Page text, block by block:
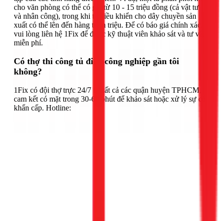
cho văn phòng có thể có giá từ 10 - 15 triệu đồng (cả vật tư
và nhân công), trong khi tủ điều khiển cho dây chuyền sản
xuất có thể lên đến hàng trăm triệu. Để có báo giá chính xác,
vui lòng liên hệ 1Fix để được kỹ thuật viên khảo sát và tư vấn
miễn phí.
Có thợ thi công tủ điện công nghiệp gần tôi
không?
1Fix có đội thợ trực 24/7 tại tất cả các quận huyện TPHCM,
cam kết có mặt trong 30-60 phút để khảo sát hoặc xử lý sự cố
khẩn cấp. Hotline: